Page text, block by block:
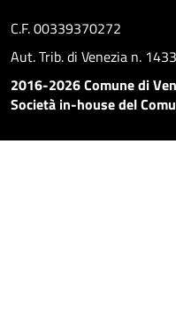
C.F. 00339370272
Aut. Trib. di Venezia n.
2016-2026 Comune di
Società in-house del